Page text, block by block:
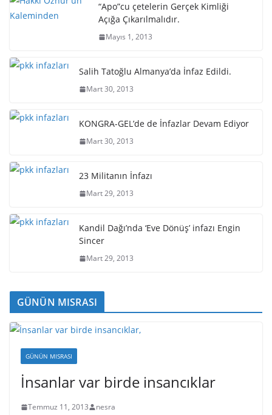
“Apo”cu çetelerin Gerçek Kimliği
Açığa Çıkarılmalıdır.
Mayıs 1, 2013
Salih Tatoğlu Almanya’da İnfaz Edildi.
Mart 30, 2013
KONGRA-GEL’de de İnfazlar Devam Ediyor
Mart 30, 2013
23 Militanın İnfazı
Mart 29, 2013
Kandil Dağı’nda ‘Eve Dönüş’ infazı Engin
Sincer
Mart 29, 2013
GÜNÜN MISRASI
GÜNÜN MISRASI
İnsanlar var birde insancıklar
Temmuz 11, 2013 nesra